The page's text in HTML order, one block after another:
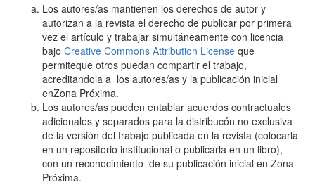
Los autores/as mantienen los derechos de autor y
autorizan a la revista el derecho de publicar por primera
vez el artículo y trabajar simultáneamente con licencia
bajo Creative Commons Attribution Licenseque
permiteque otros puedan compartir el trabajo,
acreditandola a los autores/as y la publicación inicial
enZona Próxima.
Los autores/as pueden entablar acuerdos contractuales
adicionales y separados para la distribucón no exclusiva
de la versión del trabajo publicada en la revista (colocarla
en un repositorio institucional o publicarla en un libro),
con un reconocimiento de su publicación inicial en Zona
Próxima.